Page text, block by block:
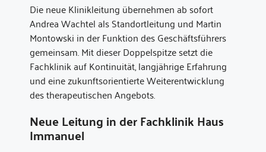
Die neue Klinikleitung übernehmen ab sofort
Andrea Wachtel als Standortleitung und Martin
Montowski in der Funktion des Geschäftsführers
gemeinsam. Mit dieser Doppelspitze setzt die
Fachklinik auf Kontinuität, langjährige Erfahrung
und eine zukunftsorientierte Weiterentwicklung
des therapeutischen Angebots.
Neue Leitung in der Fachklinik Haus
Immanuel